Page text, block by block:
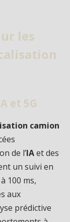
les
et 5G
camion
de l’IAet des
un suivi en
100 ms,
aux
prédictive